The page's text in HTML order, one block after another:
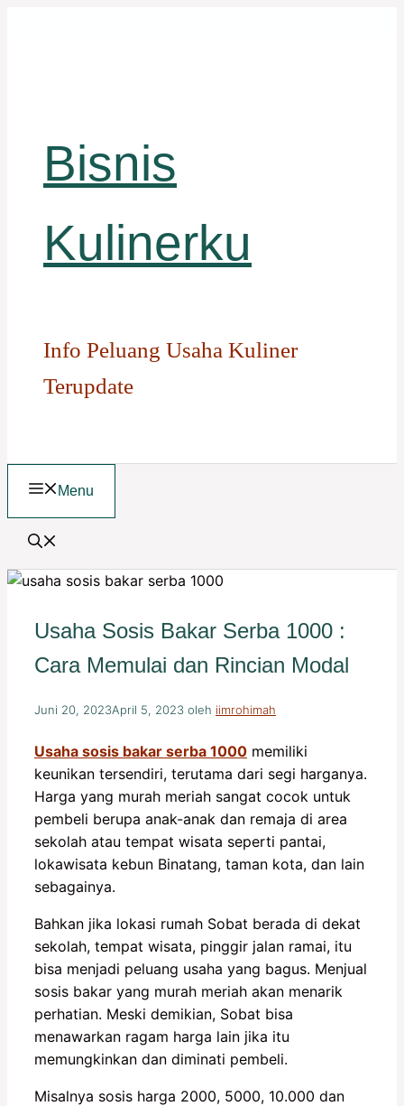
Bisnis
Kulinerku
Info Peluang Usaha Kuliner
Terupdate
Menu
Usaha Sosis Bakar Serba 1000 :
Cara Memulai dan Rincian Modal
Juni 20, 2023April 5, 2023 oleh iimrohimah
Usaha sosis bakar serba 1000 memiliki
keunikan tersendiri, terutama dari segi harganya.
Harga yang murah meriah sangat cocok untuk
pembeli berupa anak-anak dan remaja di area
sekolah atau tempat wisata seperti pantai,
lokawisata kebun Binatang, taman kota, dan lain
sebagainya.
Bahkan jika lokasi rumah Sobat berada di dekat
sekolah, tempat wisata, pinggir jalan ramai, itu
bisa menjadi peluang usaha yang bagus. Menjual
sosis bakar yang murah meriah akan menarik
perhatian. Meski demikian, Sobat bisa
menawarkan ragam harga lain jika itu
memungkinkan dan diminati pembeli.
Misalnya sosis harga 2000, 5000, 10.000 dan